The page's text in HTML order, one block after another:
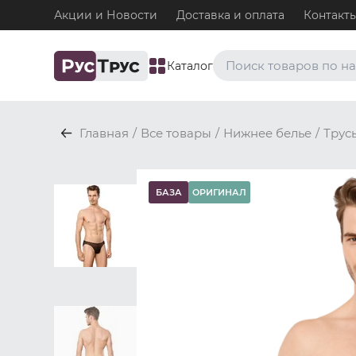
Акции и Новости Доставка и оплата
Каталог
Топ-бра
Нижнее белье / Топ-бра
Нижнее белье / Трусы /
Нижнее белье / Трусы /
Главная / Все товары / Нижнее белье /
БАЗА ОРИГИНАЛ